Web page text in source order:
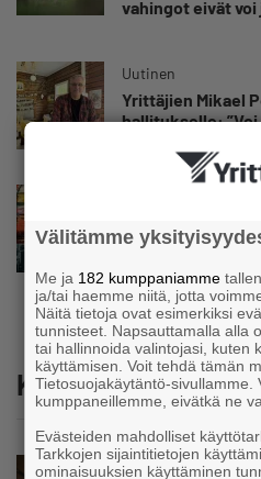
vahingot eivät
Uutinen
Yrittäjien Mikael
hallitukselle:
”Asiakkainani on
Katso myös
Välitämme
Me ja 182 kumppaniamme
ja/tai haemme niitä, jotta
Näitä tietoja ovat esimerkiksi
tunnisteet. Napsauttamalla alla
tai hallinnoida valintojasi, kuten
käyttämisen. Voit tehdä tämän
Tietosuojakäytäntö-sivullamme.
kumppaneillemme, eivätkä ne
Evästeiden mahdolliset
Tarkkojen sijaintitietojen
ominaisuuksien käyttäminen